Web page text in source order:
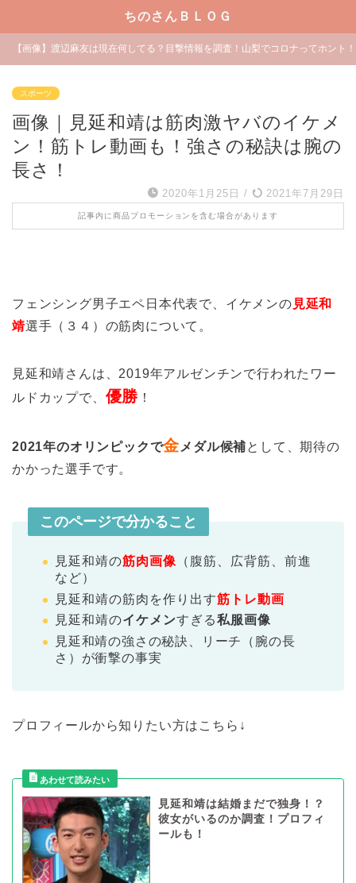
ちのさんＢＬＯＧ
【画像】渡辺麻友は現在何してる？目撃情報を調査！山梨でコロナってホント
スポーツ
画像｜見延和靖は筋肉激ヤバのイケメ
ン！筋トレ動画も！強さの秘訣は腕の
長さ！
2020年1月25日 / 2021年7月29日
記事内に商品プロモーションを含む場合があります
フェンシング男子エペ日本代表で、イケメンの 見延和
靖選手（３４）の筋肉について。
見延和靖さんは、2019年アルゼンチンで行われたワー
ルドカップで、 優勝 ！
2021年のオリンピックで金メダル候補として、期待の
かかった選手です。
このページで分かること
見延和靖の筋肉画像
（腹筋、広背筋、前進
など）
見延和靖の筋肉を作り出す筋トレ動画
見延和靖のイケメンすぎる私服画像
見延和靖の強さの秘訣、リーチ（腕の長
さ）が衝撃の事実
プロフィールから知りたい方はこちら↓
見延和靖は結婚まだで独身！？
彼女がいるのか調査！プロフィ
ールも！